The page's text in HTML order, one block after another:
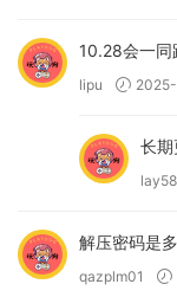
10.28会一同
lipu
长
解压密码是
qazplm01